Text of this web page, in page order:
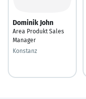
Dominik John
Area Produkt Sales
Manager
Konstanz